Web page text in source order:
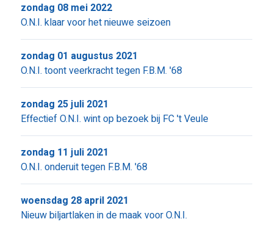
O.N.I. klaar voor het nieuwe seizoen
zondag 08 mei 2022
O.N.I. toont veerkracht tegen F.B.M. '68
zondag 01 augustus 2021
Effectief O.N.I. wint op bezoek bij FC 't Veule
zondag 25 juli 2021
O.N.I. onderuit tegen F.B.M. '68
zondag 11 juli 2021
Nieuw biljartlaken in de maak voor O.N.I.
woensdag 28 april 2021